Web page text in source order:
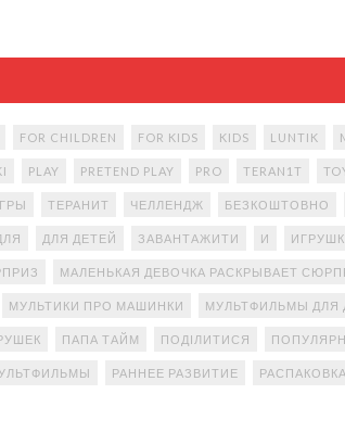
FOR CHILDREN FOR KIDS KIDS LUNTIK
PLAY PRETEND PLAY PRO TERAN1T
ТЕРАНИТ ЧЕЛЛЕНДЖ БЕЗКОШТОВНО
ДЛЯ ДЕТЕЙ ЗАВАНТАЖИТИ И
МАЛЕНЬКАЯ ДЕВОЧКА РАСКРЫВАЕТ
МУЛЬТИКИ ПРО МАШИНКИ МУЛЬТФИЛЬМЫ ДЛЯ
ПАПА ТАЙМ ПОДІЛИТИСЯ
РАННЕЕ РАЗВИТИЕ